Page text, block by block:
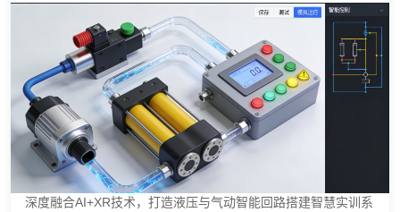
深度融合AI+XR技术，打造液压与气动智能回路搭建智慧实训系